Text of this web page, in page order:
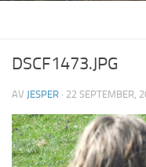
DSCF1473.JPG
AV JESPER · 22 SEPTEMBER,